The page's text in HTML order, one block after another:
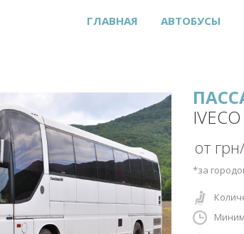
ГЛАВНАЯ АВТОБУСЫ
от
*за